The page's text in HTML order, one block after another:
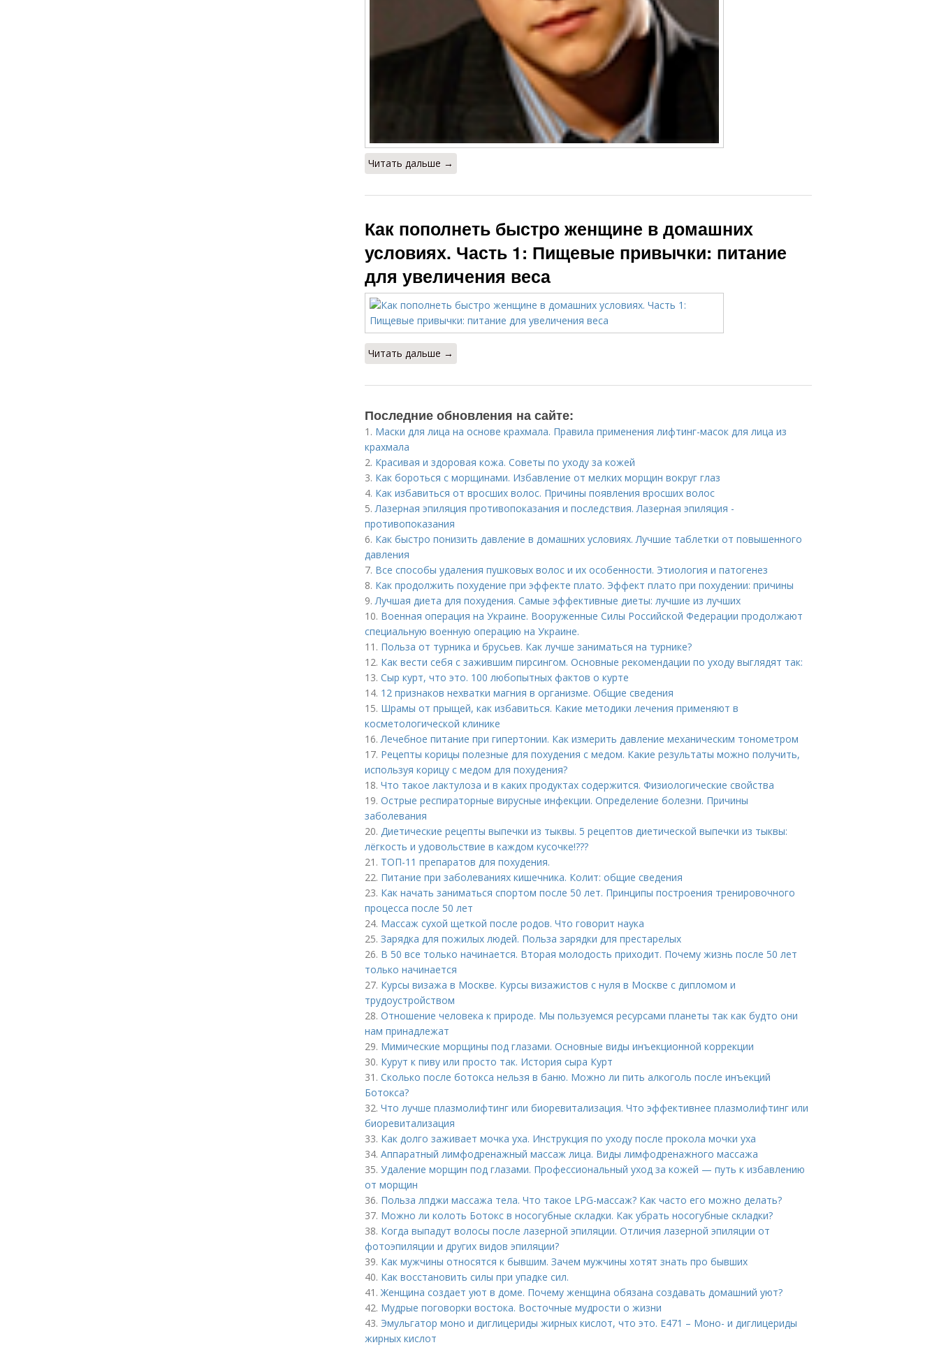
Читать дальше →
Как пополнеть быстро женщине в домашних
условиях. Часть 1: Пищевые привычки: питание
для увеличения веса
Читать дальше →
Последние обновления на сайте:
1. Маски для лица на основе крахмала. Правила применения лифтинг-масок для лица из
крахмала
2. Красивая и здоровая кожа. Советы по уходу за кожей
3. Как бороться с морщинами. Избавление от мелких морщин вокруг глаз
4. Как избавиться от вросших волос. Причины появления вросших волос
5.Лазерная эпиляция противопоказания и последствия. Лазерная эпиляция -
противопоказания
6. Как быстро понизить давление в домашних условиях. Лучшие таблетки от повышенного
давления
7. Все способы удаления пушковых волос и их особенности. Этиология и патогенез
8. Как продолжить похудение при эффекте плато. Эффект плато при похудении: причины
9.Лучшая диета для похудения. Самые эффективные диеты: лучшие из лучших
10. Военная операция на Украине. Вооруженные Силы Российской Федерации продолжают
специальную военную операцию на Украине.
11. Польза от турника и брусьев. Как лучше заниматься на турнике?
12. Как вести себя с зажившим пирсингом. Основные рекомендации по уходу выглядят так:
13. Сыр курт, что это. 100 любопытных фактов о курте
14. 12 признаков нехватки магния в организме. Общие сведения
15. Шрамы от прыщей, как избавиться. Какие методики лечения применяют в
косметологической клинике
16.Лечебное питание при гипертонии. Как измерить давление механическим тонометром
17. Рецепты корицы полезные для похудения с медом. Какие результаты можно получить,
используя корицу с медом для похудения?
18. Что такое лактулоза и в каких продуктах содержится. Физиологические свойства
19. Острые респираторные вирусные инфекции. Определение болезни. Причины
заболевания
20. Диетические рецепты выпечки из тыквы. 5 рецептов диетической выпечки из тыквы:
лёгкость и удовольствие в каждом кусочке!???
21. ТОП-11 препаратов для похудения.
22. Питание при заболеваниях кишечника. Колит: общие сведения
23. Как начать заниматься спортом после 50 лет. Принципы построения тренировочного
процесса после 50 лет
24. Массаж сухой щеткой после родов. Что говорит наука
25. Зарядка для пожилых людей. Польза зарядки для престарелых
26. В 50 все только начинается. Вторая молодость приходит. Почему жизнь после 50 лет
только начинается
27. Курсы визажа в Москве. Курсы визажистов с нуля в Москве с дипломом и
трудоустройством
28. Отношение человека к природе. Мы пользуемся ресурсами планеты так как будто они
нам принадлежат
29. Мимические морщины под глазами. Основные виды инъекционной коррекции
30. Курут к пиву или просто так. История сыра Курт
31. Сколько после ботокса нельзя в баню. Можно ли пить алкоголь после инъекций
Ботокса?
32. Что лучше плазмолифтинг или биоревитализация. Что эффективнее плазмолифтинг или
биоревитализация
33. Как долго заживает мочка уха. Инструкция по уходу после прокола мочки уха
34. Аппаратный лимфодренажный массаж лица. Виды лимфодренажного массажа
35. Удаление морщин под глазами. Профессиональный уход за кожей — путь к избавлению
от морщин
36. Польза лпджи массажа тела. Что такое LPG-массаж? Как часто его можно делать?
37. Можно ли колоть Ботокс в носогубные складки. Как убрать носогубные складки?
38. Когда выпадут волосы после лазерной эпиляции. Отличия лазерной эпиляции от
фотоэпиляции и других видов эпиляции?
39. Как мужчины относятся к бывшим. Зачем мужчины хотят знать про бывших
40. Как восстановить силы при упадке сил.
41.Женщина создает уют в доме. Почему женщина обязана создавать домашний уют?
42. Мудрые поговорки востока. Восточные мудрости о жизни
43. Эмульгатор моно и диглицериды жирных кислот, что это. Е471 – Моно- и диглицериды
жирных кислот